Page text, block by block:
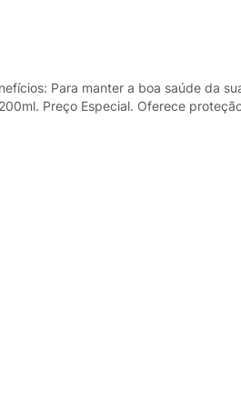
Para manter a boa saúde da
Preço Especial. Oferece